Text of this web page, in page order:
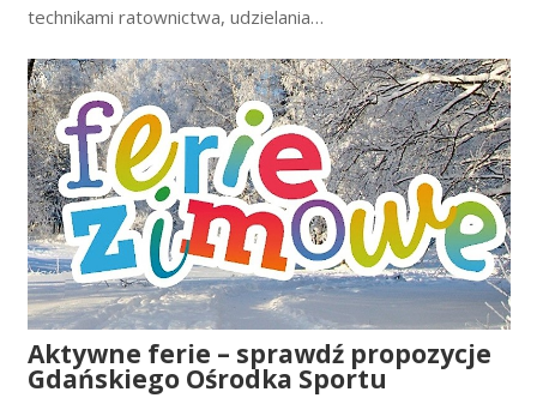
technikami ratownictwa, udzielania…
Aktywne ferie – sprawdź propozycje
Gdańskiego Ośrodka Sportu